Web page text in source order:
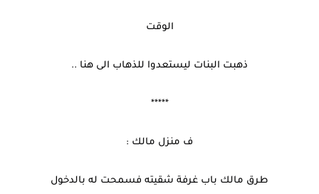
الوقت
ذهبت البنات ليستعدوا للذهاب الى هنا ..
*****
ف منزل مالك :
طرق مالك باب غرفة شقيته فسمحت له بالدخول